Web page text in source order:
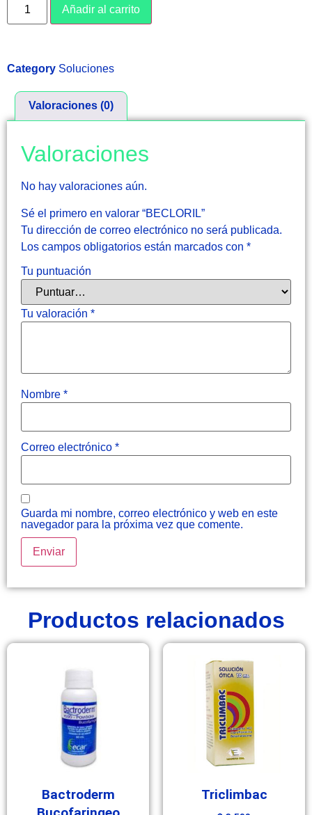
Añadir al carrito
Category Soluciones
Valoraciones (0)
Valoraciones
No hay valoraciones aún.
Sé el primero en valorar “BECLORIL”
Tu dirección de correo electrónico no será publicada.
Los campos obligatorios están marcados con *
Tu puntuación
Tu valoración *
Nombre *
Correo electrónico *
Guarda mi nombre, correo electrónico y web en este
navegador para la próxima vez que comente.
Productos relacionados
Bactroderm
Triclimbac